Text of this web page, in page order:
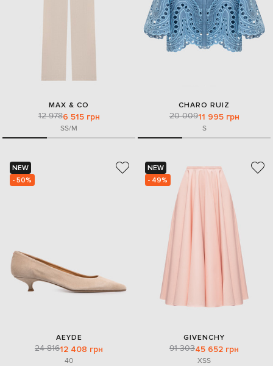
MAX & CO
12 9786 515 грн
SS/M
CHARO RUIZ
20 00911 995 грн
S
NEW
- 50%
AEYDE
24 81612 408 грн
40
NEW
- 49%
GIVENCHY
91 30345 652 грн
XSS